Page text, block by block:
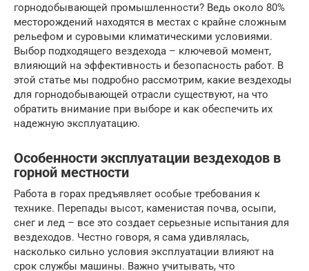
горнодобывающей промышленности? Ведь около 80%
месторождений находятся в местах с крайне сложным
рельефом и суровыми климатическими условиями.
Выбор подходящего вездехода – ключевой момент,
влияющий на эффективность и безопасность работ. В
этой статье мы подробно рассмотрим, какие вездеходы
для горнодобывающей отрасли существуют, на что
обратить внимание при выборе и как обеспечить их
надежную эксплуатацию.
Особенности эксплуатации вездеходов в
горной местности
Работа в горах предъявляет особые требования к
технике. Перепады высот, каменистая почва, осыпи,
снег и лед – все это создает серьезные испытания для
вездеходов. Честно говоря, я сама удивлялась,
насколько сильно условия эксплуатации влияют на
срок службы машины. Важно учитывать, что